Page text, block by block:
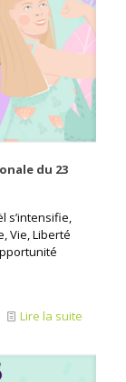
du 23
s’intensifie,
Vie, Liberté
Lire la suite